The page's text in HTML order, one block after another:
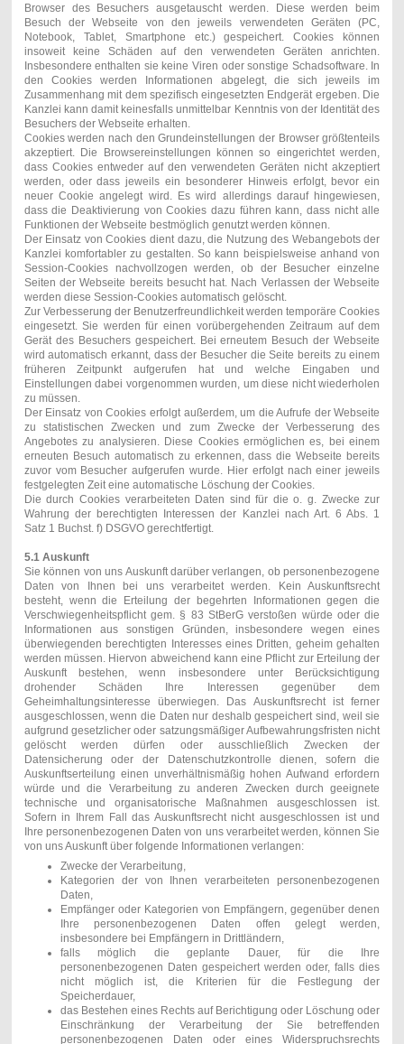
Browser des Besuchers ausgetauscht werden. Diese werden beim
Besuch der Webseite von den jeweils verwendeten Geräten (PC,
Notebook, Tablet, Smartphone etc.) gespeichert. Cookies können
insoweit keine Schäden auf den verwendeten Geräten anrichten.
Insbesondere enthalten sie keine Viren oder sonstige Schadsoftware. In
den Cookies werden Informationen abgelegt, die sich jeweils im
Zusammenhang mit dem spezifisch eingesetzten Endgerät ergeben. Die
Kanzlei kann damit keinesfalls unmittelbar Kenntnis von der Identität des
Besuchers der Webseite erhalten.
Cookies werden nach den Grundeinstellungen der Browser größtenteils
akzeptiert. Die Browsereinstellungen können so eingerichtet werden,
dass Cookies entweder auf den verwendeten Geräten nicht akzeptiert
werden, oder dass jeweils ein besonderer Hinweis erfolgt, bevor ein
neuer Cookie angelegt wird. Es wird allerdings darauf hingewiesen,
dass die Deaktivierung von Cookies dazu führen kann, dass nicht alle
Funktionen der Webseite bestmöglich genutzt werden können.
Der Einsatz von Cookies dient dazu, die Nutzung des Webangebots der
Kanzlei komfortabler zu gestalten. So kann beispielsweise anhand von
Session-Cookies nachvollzogen werden, ob der Besucher einzelne
Seiten der Webseite bereits besucht hat. Nach Verlassen der Webseite
werden diese Session-Cookies automatisch gelöscht.
Zur Verbesserung der Benutzerfreundlichkeit werden temporäre Cookies
eingesetzt. Sie werden für einen vorübergehenden Zeitraum auf dem
Gerät des Besuchers gespeichert. Bei erneutem Besuch der Webseite
wird automatisch erkannt, dass der Besucher die Seite bereits zu einem
früheren Zeitpunkt aufgerufen hat und welche Eingaben und
Einstellungen dabei vorgenommen wurden, um diese nicht wiederholen
zu müssen.
Der Einsatz von Cookies erfolgt außerdem, um die Aufrufe der Webseite
zu statistischen Zwecken und zum Zwecke der Verbesserung des
Angebotes zu analysieren. Diese Cookies ermöglichen es, bei einem
erneuten Besuch automatisch zu erkennen, dass die Webseite bereits
zuvor vom Besucher aufgerufen wurde. Hier erfolgt nach einer jeweils
festgelegten Zeit eine automatische Löschung der Cookies.
Die durch Cookies verarbeiteten Daten sind für die o. g. Zwecke zur
Wahrung der berechtigten Interessen der Kanzlei nach Art. 6 Abs. 1
Satz 1 Buchst. f) DSGVO gerechtfertigt.
5.1 Auskunft
Sie können von uns Auskunft darüber verlangen, ob personenbezogene
Daten von Ihnen bei uns verarbeitet werden. Kein Auskunftsrecht
besteht, wenn die Erteilung der begehrten Informationen gegen die
Verschwiegenheitspflicht gem. § 83 StBerG verstoßen würde oder die
Informationen aus sonstigen Gründen, insbesondere wegen eines
überwiegenden berechtigten Interesses eines Dritten, geheim gehalten
werden müssen. Hiervon abweichend kann eine Pflicht zur Erteilung der
Auskunft bestehen, wenn insbesondere unter Berücksichtigung
drohender Schäden Ihre Interessen gegenüber dem
Geheimhaltungsinteresse überwiegen. Das Auskunftsrecht ist ferner
ausgeschlossen, wenn die Daten nur deshalb gespeichert sind, weil sie
aufgrund gesetzlicher oder satzungsmäßiger Aufbewahrungsfristen nicht
gelöscht werden dürfen oder ausschließlich Zwecken der
Datensicherung oder der Datenschutzkontrolle dienen, sofern die
Auskunftserteilung einen unverhältnismäßig hohen Aufwand erfordern
würde und die Verarbeitung zu anderen Zwecken durch geeignete
technische und organisatorische Maßnahmen ausgeschlossen ist.
Sofern in Ihrem Fall das Auskunftsrecht nicht ausgeschlossen ist und
Ihre personenbezogenen Daten von uns verarbeitet werden, können Sie
von uns Auskunft über folgende Informationen verlangen:
Zwecke der Verarbeitung,
Kategorien der von Ihnen verarbeiteten personenbezogenen
Daten,
Empfänger oder Kategorien von Empfängern, gegenüber denen
Ihre personenbezogenen Daten offen gelegt werden,
insbesondere bei Empfängern in Drittländern,
falls möglich die geplante Dauer, für die Ihre
personenbezogenen Daten gespeichert werden oder, falls dies
nicht möglich ist, die Kriterien für die Festlegung der
Speicherdauer,
das Bestehen eines Rechts auf Berichtigung oder Löschung oder
Einschränkung der Verarbeitung der Sie betreffenden
personenbezogenen Daten oder eines Widerspruchsrechts